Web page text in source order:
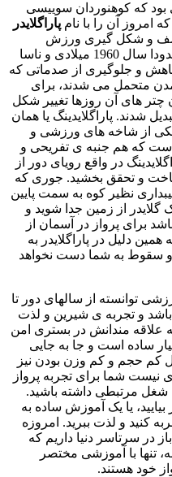
در سال 1986 میلادی بود که کوهنوردان سوییسی
امروز آن را با نام پاراگلایدر
کشف و شکل گیری ورزش
را می توان مربوط به حدودا سال 1960 میلادی و ناسا
و جلوگیری از صدماتی که
متحمل می شدند، برای
چتر های آن روزها تغییر شکل
شدند. پاراگلایدینگ یا همان
یکی از شاخه های ورزشی و
است که هم جنبه ی تفریحی و
در واقع رویای دور از
ساخت و تحقق بخشید. جوری که
نظیر کوه به سمت پایین
از زمین جدا شوید و
برای پرواز در آسمان از
دلیل در پاراگلایدر به
سقوط به شما دست نخواهد
توانسته از سالهای دور تا
و تجربه ی شیرین و لذت
علاقه مندانش در بستری امن
ساده است و جا به جایی
کم حجم و کم وزن بودن نیز
شما برای تجربه پرواز
شغل مرتبطی داشته باشید.
یا یک آموزش ساده به
کنید و لذت ببرید. امروزه
هزار گلایدر باز در سرتاسر دنیا داریم که
تنها با آموزشی مختصر
خود هستند.